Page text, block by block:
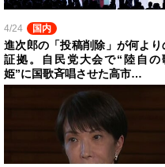
4/24 国内
進次郎の「投稿削除」が何より
証拠。自民党大会で“陸自の
姫”に国歌斉唱させた高市…